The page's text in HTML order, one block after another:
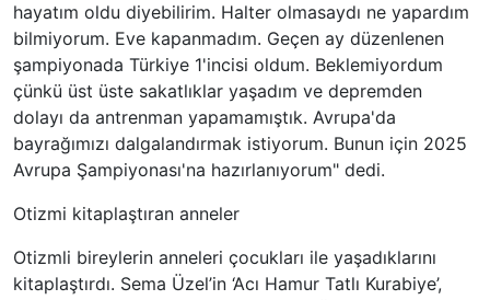
hayatım oldu diyebilirim. Halter olmasaydı ne yapardım
bilmiyorum. Eve kapanmadım. Geçen ay düzenlenen
şampiyonada Türkiye 1'incisi oldum. Beklemiyordum
çünkü üst üste sakatlıklar yaşadım ve depremden
dolayı da antrenman yapamamıştık. Avrupa'da
bayrağımızı dalgalandırmak istiyorum. Bunun için 2025
Avrupa Şampiyonası'na hazırlanıyorum" dedi.
Otizmi kitaplaştıran anneler
Otizmli bireylerin anneleri çocukları ile yaşadıklarını
kitaplaştırdı. Sema Üzel’in ‘Acı Hamur Tatlı Kurabiye’,